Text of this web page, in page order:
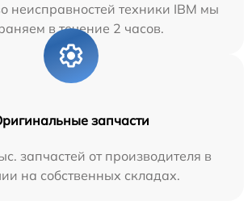
неисправностей техники IBM мы
в течение 2 часов.
запчасти
запчастей от производителя в
на собственных складах.